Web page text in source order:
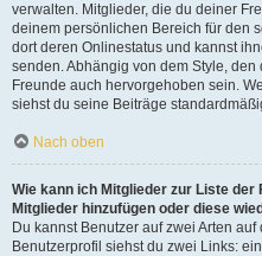
verwalten. Mitglieder, die du deiner
deinem persönlichen Bereich für den
dort deren Onlinestatus und kannst
senden. Abhängig von dem Style,
Freunde auch hervorgehoben sein.
siehst du seine Beiträge
Nach oben
Wie kann ich Mitglieder zur Liste
Mitglieder hinzufügen oder diese
Du kannst Benutzer auf zwei Arten
Benutzerprofil siehst du zwei Links: